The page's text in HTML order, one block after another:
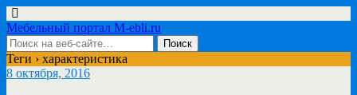
Мебельный портал M-ebli.ru
Теги › характеристика
8 октября, 2016